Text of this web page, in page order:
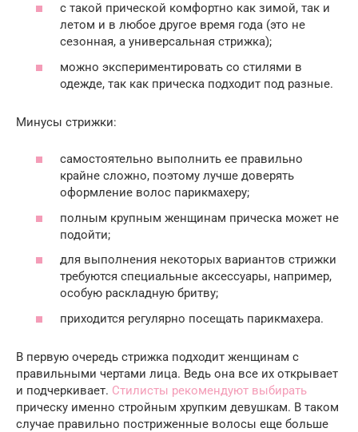
с такой прической комфортно как зимой, так и
летом и в любое другое время года (это не
сезонная, а универсальная стрижка);
можно экспериментировать со стилями в
одежде, так как прическа подходит под разные.
Минусы стрижки:
самостоятельно выполнить ее правильно
крайне сложно, поэтому лучше доверять
оформление волос парикмахеру;
полным крупным женщинам прическа может не
подойти;
для выполнения некоторых вариантов стрижки
требуются специальные аксессуары, например,
особую раскладную бритву;
приходится регулярно посещать парикмахера.
В первую очередь стрижка подходит женщинам с
правильными чертами лица. Ведь она все их открывает
и подчеркивает. Стилисты рекомендуют выбирать
прическу именно стройным хрупким девушкам. В таком
случае правильно постриженные волосы еще больше